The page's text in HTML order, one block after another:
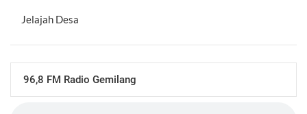
Jelajah Desa
96,8 FM Radio Gemilang